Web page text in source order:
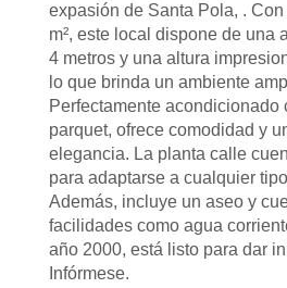
expasión de Santa Pola, .
m², este local dispone de una
4 metros y una altura
lo que brinda un ambiente
Perfectamente acondicionado
parquet, ofrece comodidad y
elegancia. La planta calle
para adaptarse a cualquier
Además, incluye un aseo y
facilidades como agua
año 2000, está listo para dar
Infórmese.